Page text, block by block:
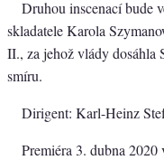
Druhou inscenací bude
skladatele Karola
II., za jehož vlády dosáhla
smíru.
Dirigent: Karl-Heinz
Premiéra 3. dubna 2020